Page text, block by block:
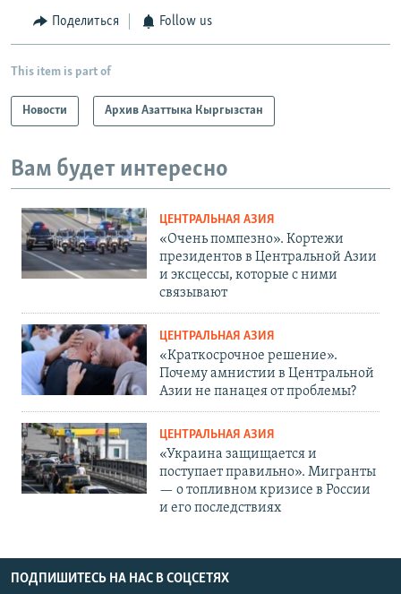
Поделиться Follow us
This item is part of
Новости Архив Азаттыка Кыргызстан
Вам будет интересно
ЦЕНТРАЛЬНАЯ АЗИЯ
«Очень помпезно». Кортежи
президентов в Центральной Азии
и эксцессы, которые с ними
связывают
ЦЕНТРАЛЬНАЯ АЗИЯ
«Краткосрочное решение».
Почему амнистии в Центральной
Азии не панацея от проблемы?
ЦЕНТРАЛЬНАЯ АЗИЯ
«Украина защищается и
поступает правильно». Мигранты
— о топливном кризисе в России
и его последствиях
ПОДПИШИТЕСЬ НА НАС В СОЦСЕТЯХ